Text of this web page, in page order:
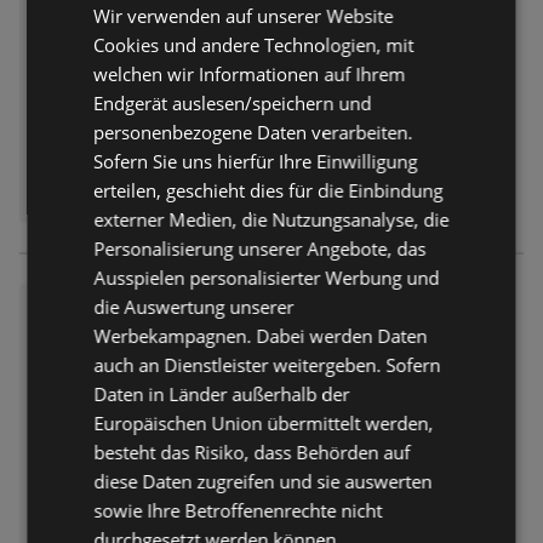
Abgelaufen am: 26.07.2026
NORMA24 Prospektbeilage
Prospekt nicht mehr gültig
Abgelaufen am: 19.07.2026
Wir verwenden auf unserer Website
Cookies und andere Technologien, mit
welchen wir Informationen auf Ihrem
Endgerät auslesen/speichern und
personenbezogene Daten verarbeiten.
Sofern Sie uns hierfür Ihre Einwilligung
erteilen, geschieht dies für die Einbindung
externer Medien, die Nutzungsanalyse, die
Personalisierung unserer Angebote, das
Ausspielen personalisierter Werbung und
die Auswertung unserer
Werbekampagnen. Dabei werden Daten
auch an Dienstleister weitergeben. Sofern
Daten in Länder außerhalb der
Europäischen Union übermittelt werden,
besteht das Risiko, dass Behörden auf
diese Daten zugreifen und sie auswerten
sowie Ihre Betroffenenrechte nicht